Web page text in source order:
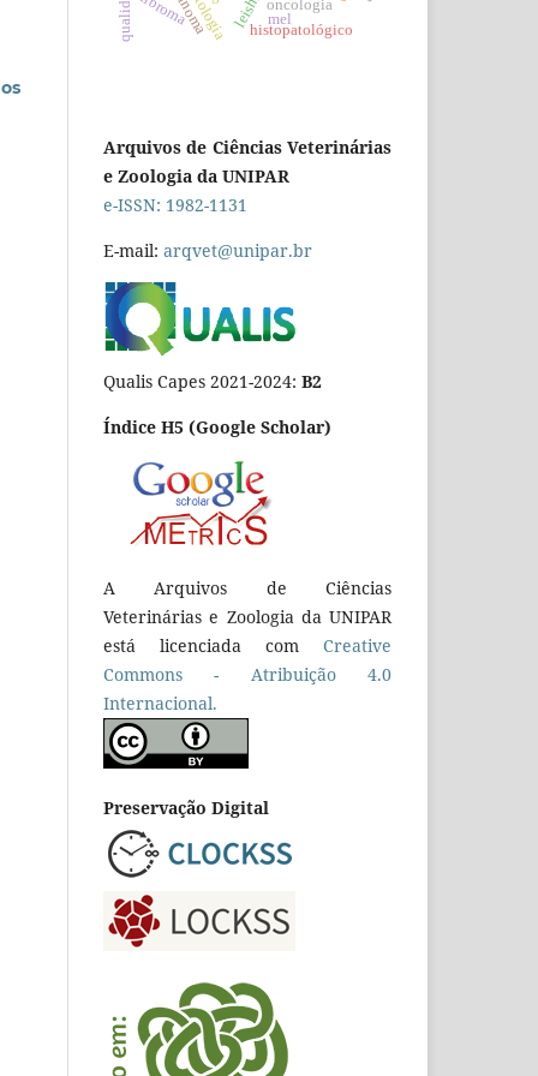
oncologia
fibroma
histopatológico
mel
Arquivos de Ciências Veterinárias
e Zoologia da UNIPAR
e-ISSN: 1982-1131
E-mail: arqvet@unipar.br
Qualis Capes 2021-2024: B2
Índice H5 (Google Scholar)
A Arquivos de Ciências
Veterinárias e Zoologia da UNIPAR
está licenciada com Creative
Commons - Atribuição 4.0
Internacional.
Preservação Digital